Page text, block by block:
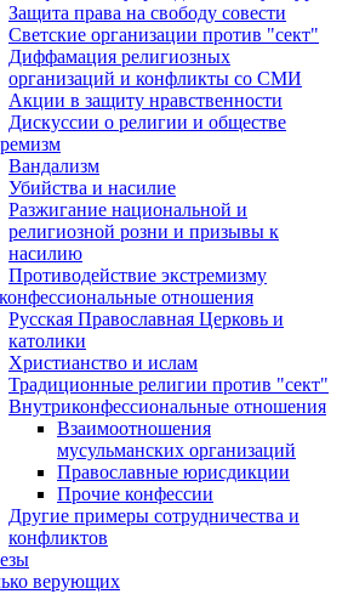
Защита права на свободу совести
Светские организации против "сект"
Диффамация религиозных
организаций и конфликты со СМИ
Акции в защиту нравственности
Дискуссии о религии и обществе
Вандализм
Убийства и насилие
Разжигание национальной и
религиозной розни и призывы к
насилию
Противодействие экстремизму
отношения
Русская Православная Церковь и
католики
Христианство и ислам
Традиционные религии против "сект"
Внутриконфессиональные отношения
Взаимоотношения
мусульманских организаций
Православные юрисдикции
Прочие конфессии
Другие примеры сотрудничества и
конфликтов
верующих